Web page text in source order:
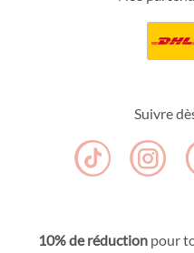
Suivre
10% de réduction pour